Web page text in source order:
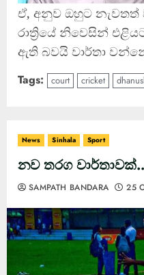
ඒ, අනුව ඔහුට
රාත්‍රියේ නිවෙසින්
ඇති බවයි වාර්තා
Tags: court cricket
News Sinhala Sport
නව තරග
SAMPATH BANDARA 25